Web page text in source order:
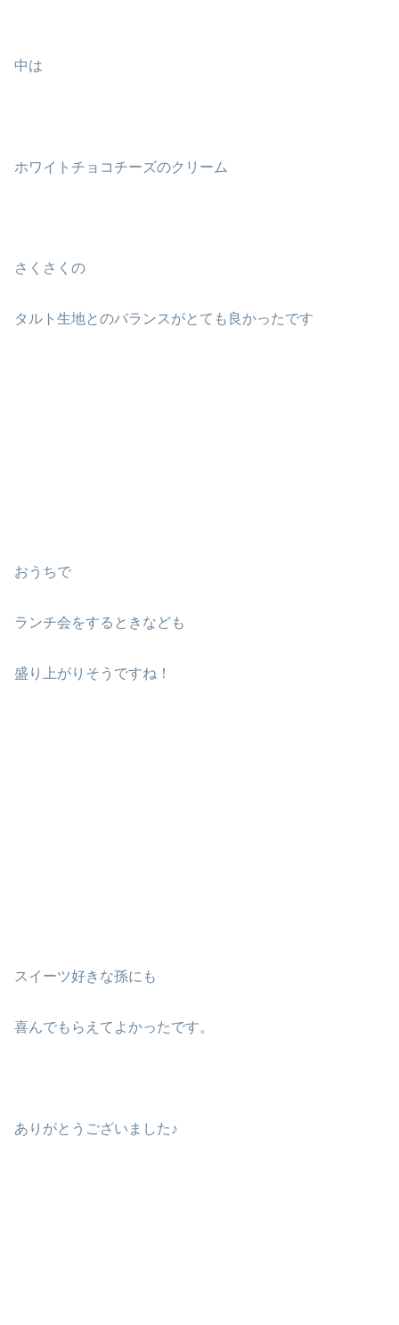
中は
ホワイトチョコチーズのクリーム
さくさくの
タルト生地とのバランスがとても良かったです
おうちで
ランチ会をするときなども
盛り上がりそうですね！
スイーツ好きな孫にも
喜んでもらえてよかったです。
ありがとうございました♪